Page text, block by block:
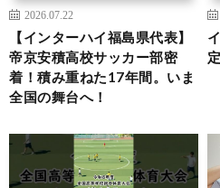
2026.07.22
【インターハイ福島県代表】
帝京安積高校サッカー部密
着！積み重ねた17年間。いま
全国の舞台へ！